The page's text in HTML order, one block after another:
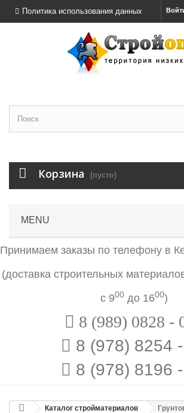
Политика использования данных
Корзина (пусто)
MENU
Принимаем заказы по телефону в
(доставка строительных
с 900до 1600)
8 (989) 0828 -
8 (978) 8254
8 (978) 8196
Каталог стройматериалов